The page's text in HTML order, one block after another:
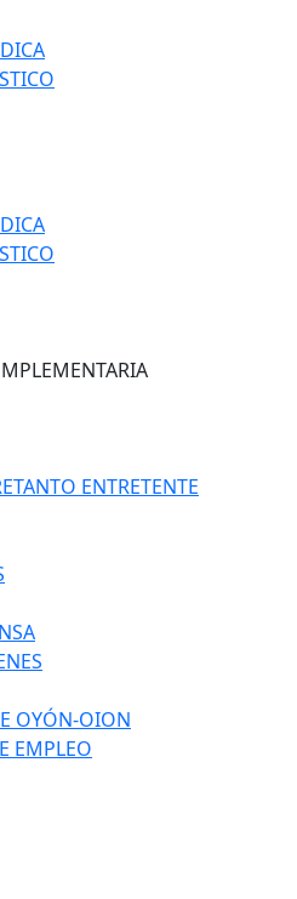
ENTRETENTE
OYÓN-OION
EMPLEO